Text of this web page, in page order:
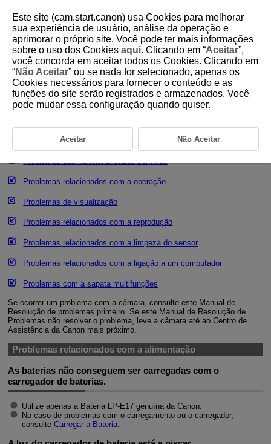
D185-235
Manual de Resolução de
Problemas
Problemas relacionados com a captação de imagens
Problemas relacionados com a operação
Problemas de visualização
Problemas relacionados com a reprodução
Problemas relacionados com a limpeza do sensor
Problemas relacionados com a ligação a um computador
Problemas com a sapata multifunções
Se ocorrer um problema com a câmara, consulte este Manual de
Resolução de problemas primeiro. Se este Manual de Resolução de
Problemas não resolver o problema, leve a câmara até ao Centro de
Assistência da Canon mais próximo.
Problemas relacionados com a alimentação
As baterias não conseguem ser carregadas com o
carregador de baterias.
Utilize apenas a Bateria LP-E17genuína da Canon.
No caso de problemas com o carregamento ou o carregador,
consulte Carregar a Bateria.
Este site (cam.start.canon) usa Cookies para melhorar
sua experiência de usuário, análise da operação e
aprimorar o próprio site. Você pode ter mais informações
sobre o uso dos Cookies aqui. Clicando em “Aceitar”,
você concorda em aceitar todos os Cookies. Clicando em
“Não Aceitar” ou se nada for selecionado, apenas os
Cookies necessários para fornecer o conteúdo e as
funções do site serão registrados e armazenados. Você
pode mudar essa configuração quando quiser.
Aceitar Não Aceitar